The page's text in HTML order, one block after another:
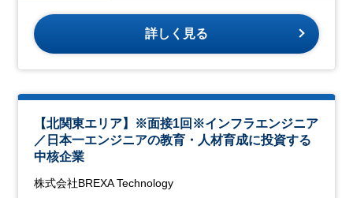
詳しく見る
【北関東エリア】※面接1回※インフラエンジニア
／日本一エンジニアの教育・人材育成に投資する
中核企業
株式会社BREXA Technology